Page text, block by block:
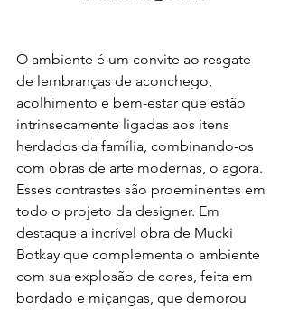
O ambiente é um convite ao resgate
de lembranças de aconchego,
acolhimento e bem-estar que estão
intrinsecamente ligadas aos itens
herdados da família, combinando-os
com obras de arte modernas, o agora.
Esses contrastes são proeminentes em
todo o projeto da designer. Em
destaque a incrível obra de Mucki
Botkay que complementa o ambiente
com sua explosão de cores, feita em
bordado e miçangas, que demorou